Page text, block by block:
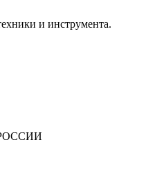
и инструмента.